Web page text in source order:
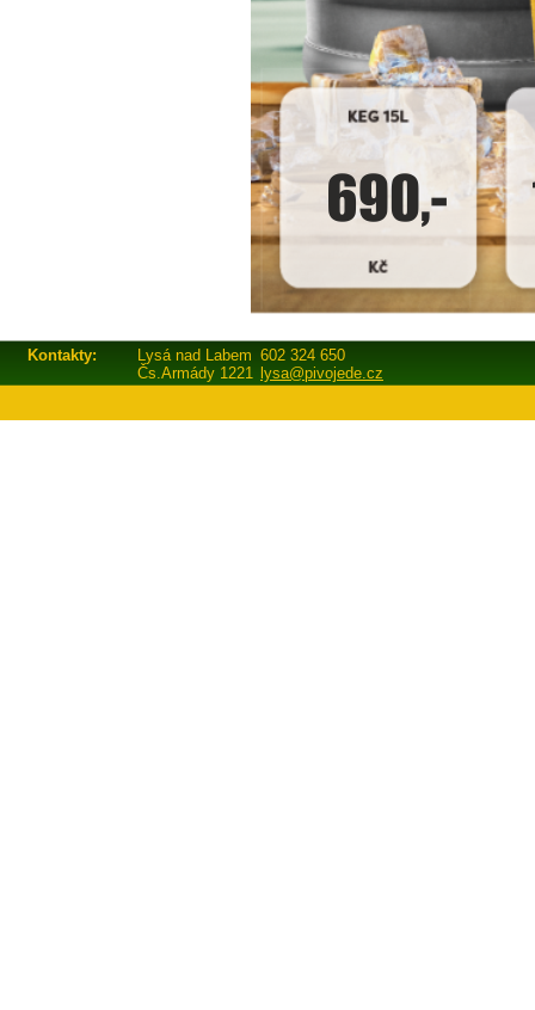
Kontakty: Lysá nad Labem 602 324 650
Čs.Armády 1221 lysa@pivojede.cz